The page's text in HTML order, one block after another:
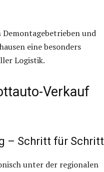
und
eine besonders
Logistik.
Verkauf
– Schritt für Schritt
unter der regionalen